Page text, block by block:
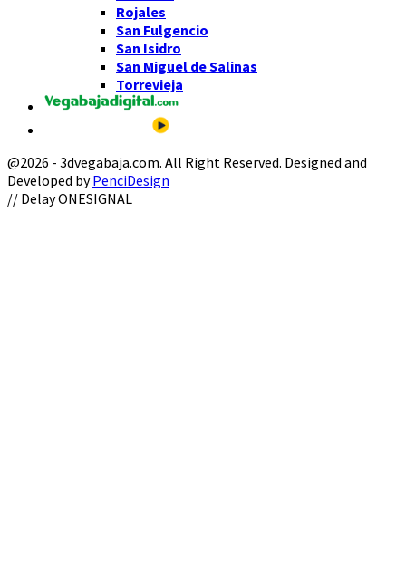
Rojales
San Fulgencio
San Isidro
San Miguel de Salinas
Torrevieja
@2026 - 3dvegabaja.com. All Right Reserved. Designed and
Developed byPenciDesign
Facebook
Twitter
Instagram
Youtube
Email
// Delay ONESIGNAL